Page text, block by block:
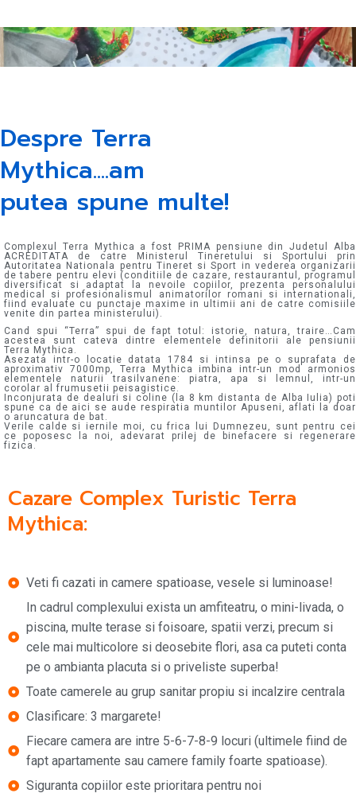
Despre Terra
Mythica....am
putea spune multe!
Complexul Terra Mythica a fost PRIMA pensiune din Judetul Alba
ACREDITATA de catre Ministerul Tineretului si Sportului prin
Autoritatea Nationala pentru Tineret si Sport in vederea organizarii
de tabere pentru elevi (conditiile de cazare, restaurantul, programul
diversificat si adaptat la nevoile copiilor, prezenta personalului
medical si profesionalismul animatorilor romani si internationali,
fiind evaluate cu punctaje maxime in ultimii ani de catre comisiile
venite din partea ministerului).
Cand spui “Terra” spui de fapt totul: istorie, natura, traire…Cam
acestea sunt cateva dintre elementele definitorii ale pensiunii
Terra Mythica.
Asezata intr-o locatie datata 1784 si intinsa pe o suprafata de
aproximativ 7000mp, Terra Mythica imbina intr-un mod armonios
elementele naturii trasilvanene: piatra, apa si lemnul, intr-un
corolar al frumusetii peisagistice.
Inconjurata de dealuri si coline (la 8 km distanta de Alba Iulia) poti
spune ca de aici se aude respiratia muntilor Apuseni, aflati la doar
o aruncatura de bat.
Verile calde si iernile moi, cu frica lui Dumnezeu, sunt pentru cei
ce poposesc la noi, adevarat prilej de binefacere si regenerare
fizica.
Cazare Complex Turistic Terra
Mythica:
Veti fi cazati in camere spatioase, vesele si luminoase!
In cadrul complexului exista un amfiteatru, o mini-livada, o
piscina, multe terase si foisoare, spatii verzi, precum si
cele mai multicolore si deosebite flori, asa ca puteti conta
pe o ambianta placuta si o priveliste superba!
Toate camerele au grup sanitar propiu si incalzire centrala
Clasificare: 3 margarete!
Fiecare camera are intre 5-6-7-8-9 locuri (ultimele fiind de
fapt apartamente sau camere family foarte spatioase).
Siguranta copiilor este prioritara pentru noi